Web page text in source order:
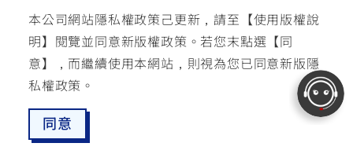
本公司網站隱私權政策己更新，請至【使用版權說
明】閱覽並同意新版權政策。 若您末點選【同
意】，而繼續使用本網站，則視為您已同意新版隱
私權政策。
同意
最新消息 愛車配對
使用版權說明 隱私權政策 交通安全入口網
☏ 免付費客服專線: 0800-631-680 ✉ 聯繫客服
每週一 ~ 五 08:00~12:10 / 13:00~16:40(國定假日與公司假日除外)
© YAMAHA MOTOR TAIWAN CO., LTD. All Rights Reserved.